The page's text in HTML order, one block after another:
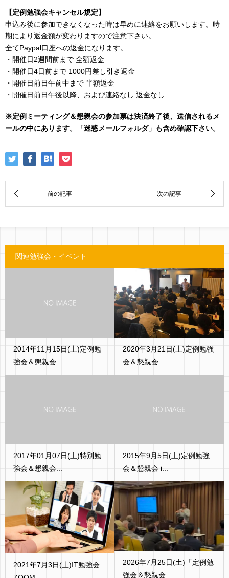
【定例勉強会キャンセル規定】
申込み後に参加できなくなった時は早めに連絡をお願いします。時
期により返金額が変わりますので注意下さい。
全てPaypal口座への返金になります。
・開催日2週間前まで 全額返金
・開催日4日前まで 1000円差し引き返金
・開催日前日午前中まで 半額返金
・開催日前日午後以降、および連絡なし 返金なし
※定例ミーティング＆懇親会の参加票は決済終了後、送信されるメ
ールの中にあります。「迷惑メールフォルダ」も含め確認下さい。
関連勉強会・イベント
2014年11月15日(土)定例勉
強会＆懇親会...
2020年3月21日(土)定例勉強
会＆懇親会 ...
2017年01月07日(土)特別勉
強会＆懇親会...
2015年9月5日(土)定例勉強
会＆懇親会 i...
2021年7月3日(土)IT勉強会
2026年7月25日(土)「定例勉
強会＆懇親会...